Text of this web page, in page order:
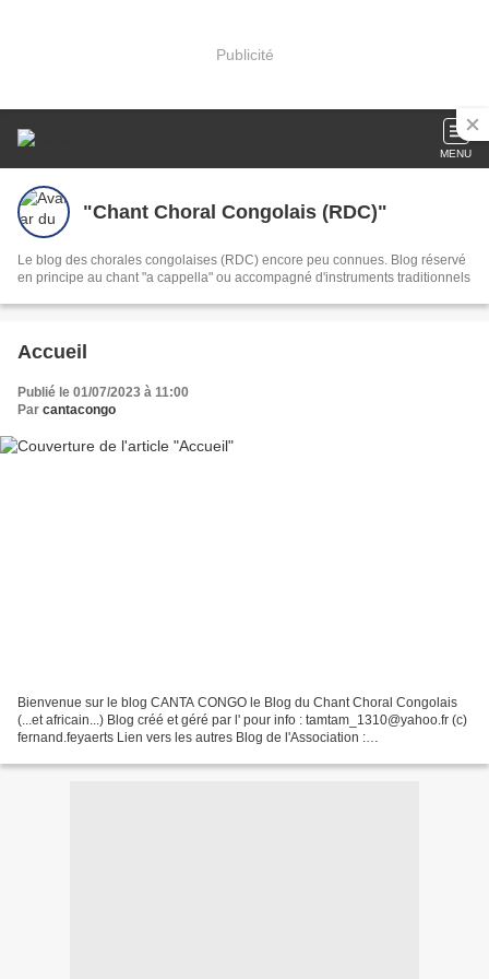
Publicité
MENU
"Chant Choral Congolais (RDC)"
Le blog des chorales congolaises (RDC) encore peu connues. Blog réservé
en principe au chant "a cappella" ou accompagné d'instruments traditionnels
Accueil
Publié le 01/07/2023 à 11:00
Par cantacongo
Bienvenue sur le blog CANTA CONGO le Blog du Chant Choral Congolais
(...et africain...) Blog créé et géré par l' pour info : tamtam_1310@yahoo.fr (c)
fernand.feyaerts Lien vers les autres Blog de l'Association :